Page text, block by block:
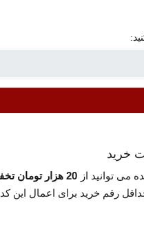
خرید
می توانید از 20 هزار تومان تخفیف
می باشد. برای استفاده از این کد روی گزینه «مشاهده کد تخفیف» کلیک کنید.